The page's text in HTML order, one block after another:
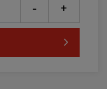
- +